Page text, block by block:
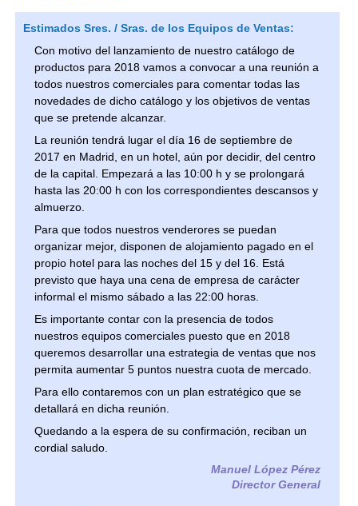
Estimados Sres. / Sras. de los Equipos de Ventas:
Con motivo del lanzamiento de nuestro catálogo de
productos para 2018 vamos a convocar a una reunión a
todos nuestros comerciales para comentar todas las
novedades de dicho catálogo y los objetivos de ventas
que se pretende alcanzar.
La reunión tendrá lugar el día 16 de septiembre de
2017 en Madrid, en un hotel, aún por decidir, del centro
de la capital. Empezará a las 10:00 h y se prolongará
hasta las 20:00 h con los correspondientes descansos y
almuerzo.
Para que todos nuestros venderores se puedan
organizar mejor, disponen de alojamiento pagado en el
propio hotel para las noches del 15 y del 16. Está
previsto que haya una cena de empresa de carácter
informal el mismo sábado a las 22:00 horas.
Es importante contar con la presencia de todos
nuestros equipos comerciales puesto que en 2018
queremos desarrollar una estrategia de ventas que nos
permita aumentar 5 puntos nuestra cuota de mercado.
Para ello contaremos con un plan estratégico que se
detallará en dicha reunión.
Quedando a la espera de su confirmación, reciban un
cordial saludo.
Manuel López Pérez
Director General